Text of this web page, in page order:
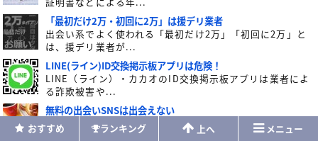
「最初だけ2万・初回に2万」は援デリ業者
出会い系でよく使われる「最初だけ2万」「初回に2万」と
は、援デリ業者が...
LINE(ライン)ID交換掲示板アプリは危険！
LINE（ライン）・カカオのID交換掲示板アプリは業者によ
る詐欺被害や...
無料の出会いSNSは出会えない
無料の出会いSNSは、悪質な業者によって運営されている詐
欺アプリやサイ...
おすすめ ランキング 上へ メニュー